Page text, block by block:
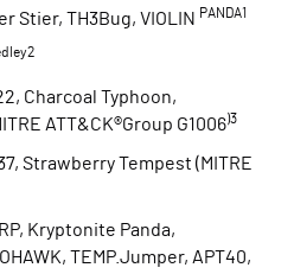
Stier, TH3Bug, VIOLIN PANDA1
Charcoal Typhoon,
ATT&CK®Group G1006)3
Strawberry Tempest (MITRE
Kryptonite Panda,
TEMP.Jumper, APT40,